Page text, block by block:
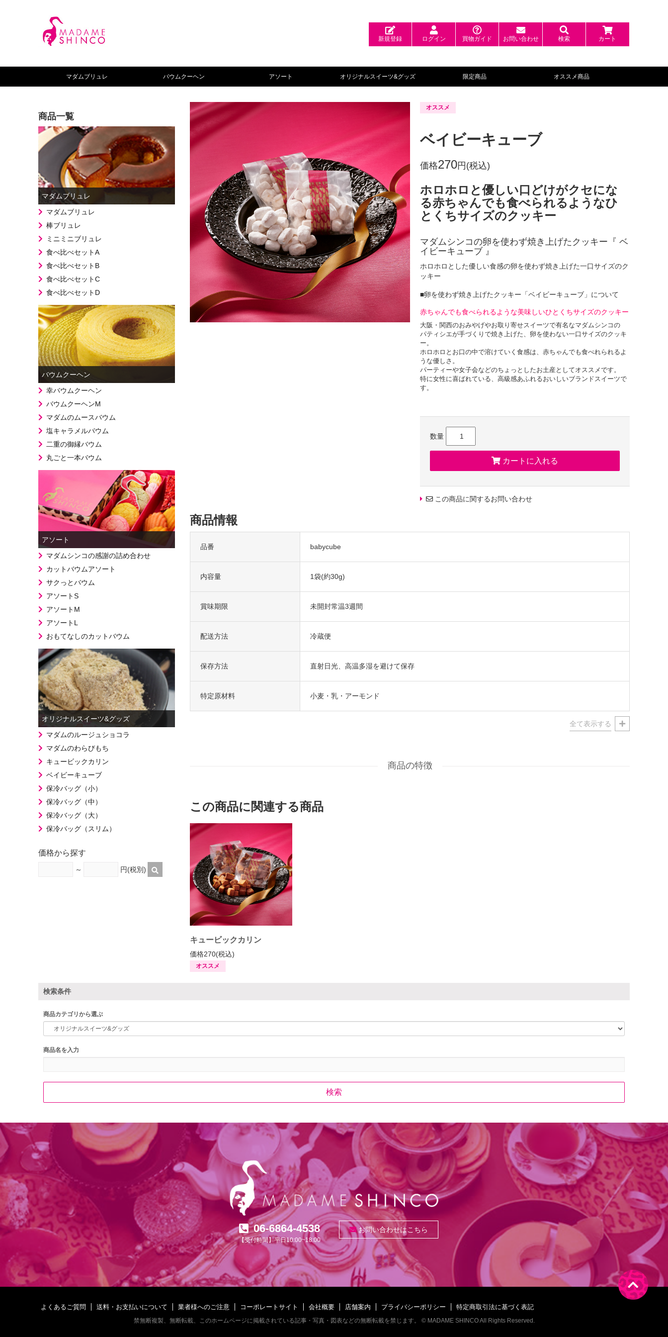
新規登録 ログイン 買物ガイド お問い合わせ 検索 カート
マダムブリュレ バウムクーヘン アソート オリジナルスイーツ&グッズ 限定商品 オススメ商品
オススメ
ベイビーキューブ
価格270円(税込)
ホロホロと優しい口どけがクセにな
る赤ちゃんでも食べられるようなひ
とくちサイズのクッキー
マダムシンコの卵を使わず焼き上げたクッキー『 ベ
イビーキューブ 』
ホロホロとした優しい食感の卵を使わず焼き上げた一口サイズのク
ッキー
■卵を使わず焼き上げたクッキー「ベイビーキューブ」について
赤ちゃんでも食べられるような美味しいひとくちサイズのクッキー
大阪・関西のおみやげやお取り寄せスイーツで有名なマダムシンコの
パティシエが手づくりで焼き上げた、卵を使わない一口サイズのクッキ
ー。
ホロホロとお口の中で溶けていく食感は、赤ちゃんでも食べれられるよ
うな優しさ。
パーティーや女子会などのちょっとしたお土産としてオススメです。
特に女性に喜ばれている、高級感あふれるおいしいブランドスイーツで
す。
ギフトとしてのおすすめ
お世話になっているあの人へ。
もちろん、自分へのご褒美でのご利用も人気です。
定番のギフトイベント(ハロウィン、父の日、敬老の日、誕生日、
バレンタイン、ホワイトデー、Xmasなど)こそ、
大切な方への手土産・おみやげやお使いもの、
出産祝・出産内祝・快気祝・快気内祝などにもどうぞ。
志・粗供養・御供え(お供え)・御供物にとお使い頂いております。
数量
カートに入れる
この商品に関するお問い合わせ
商品情報
品番 babycube
内容量 1袋(約30g)
賞味期限 未開封常温3週間
配送方法 冷蔵便
保存方法 直射日光、高温多湿を避けて保存
特定原材料 小麦・乳・アーモンド
商品の特徴
この商品に関連する商品
キュービックカリン
価格270(税込)
オススメ
商品一覧
マダムブリュレ
マダムブリュレ
棒ブリュレ
ミニミニブリュレ
食べ比べセットA
食べ比べセットB
食べ比べセットC
食べ比べセットD
バウムクーヘン
幸バウムクーヘン
バウムクーヘンM
マダムのムースバウム
塩キャラメルバウム
二重の御縁バウム
丸ごと一本バウム
アソート
マダムシンコの感謝の詰め合わせ
カットバウムアソート
サクっとバウム
アソートS
アソートM
アソートL
おもてなしのカットバウム
オリジナルスイーツ&グッズ
マダムのルージュショコラ
マダムのわらびもち
キュービックカリン
ベイビーキューブ
保冷バッグ（小）
保冷バッグ（中）
保冷バッグ（大）
保冷バッグ（スリム）
価格から探す
～ 円(税別)
検索条件
商品カテゴリから選ぶ
商品名を入力
06-6864-4538
【受付時間】平日10:00~18:00
お問い合わせはこちら
よくあるご質問 送料・お支払いについて 業者様へのご注意 コーポレートサイト 会社概要 店舗案内 プライバシーポリシー 特定商取引法に基づく表記
禁無断複製、無断転載、このホームページに掲載されている記事・写真・図表などの無断転載を禁じます。 © MADAME SHINCO All Rights Reserved.